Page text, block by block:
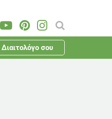
σου